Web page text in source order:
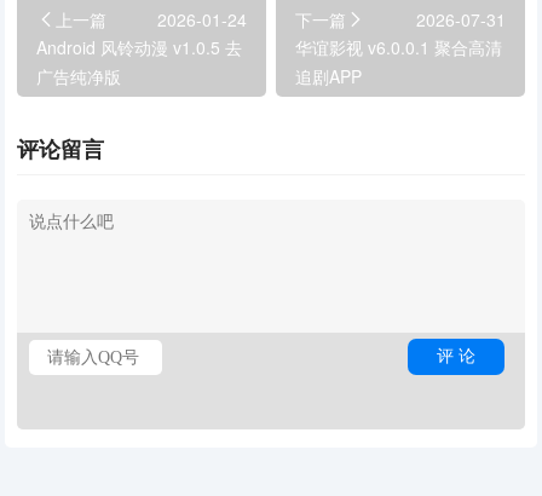
上一篇
2026-01-24
Android 风铃动漫 v1.0.5 去
广告纯净版
下一篇
2026-07-31
华谊影视 v6.0.0.1 聚合高清
追剧APP
评论留言